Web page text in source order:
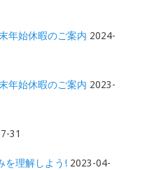
年始休暇のご案内 2024-
年始休暇のご案内 2023-
31
を理解しよう! 2023-04-